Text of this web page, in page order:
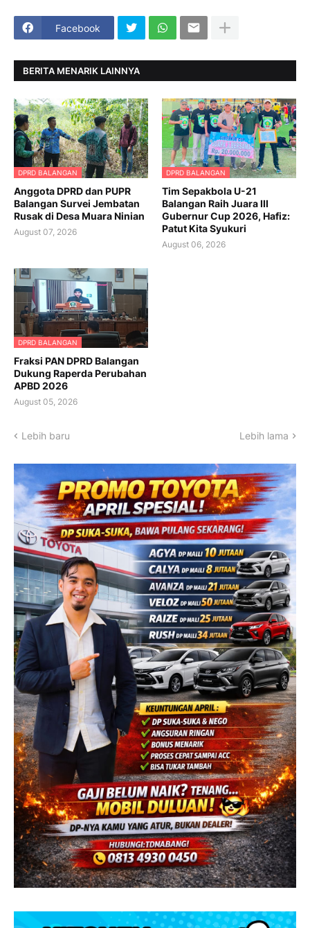
Facebook
BERITA MENARIK LAINNYA
DPRD BALANGAN
Anggota DPRD dan PUPR
Balangan Survei Jembatan
Rusak di Desa Muara Ninian
August 07, 2026
DPRD BALANGAN
Tim Sepakbola U-21
Balangan Raih Juara III
Gubernur Cup 2026, Hafiz:
Patut Kita Syukuri
August 06, 2026
DPRD BALANGAN
Fraksi PAN DPRD Balangan
Dukung Raperda Perubahan
APBD 2026
August 05, 2026
Lebih baru Lebih lama